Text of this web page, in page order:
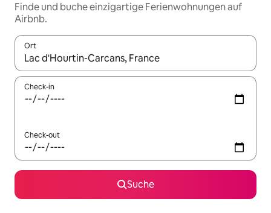
Finde und buche einzigartige Ferienwohnungen auf
Airbnb.
Ort
Wenn Ergebnisse verfügbar sind, navigiere mit den
Check-in
Check-out
Suche